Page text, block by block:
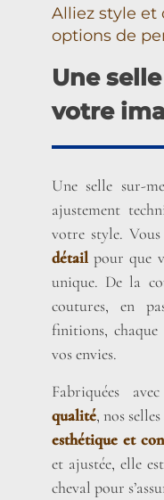
Alliez style et
options de
Une
votre
Une selle sur-
ajustement
votre style.
détailpour que
unique. De la
coutures, en
finitions, chaque
vos envies.
Fabriquées
qualité, nos
esthétique et
et ajustée, elle
cheval pour